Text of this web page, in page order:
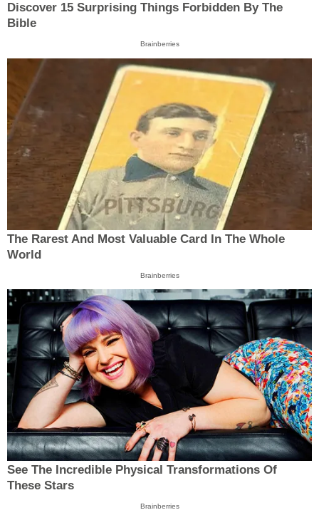
Discover 15 Surprising Things Forbidden By The
Bible
Brainberries
The Rarest And Most Valuable Card In The Whole
World
Brainberries
See The Incredible Physical Transformations Of
These Stars
Brainberries